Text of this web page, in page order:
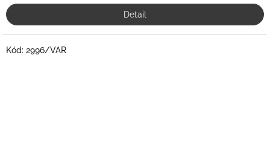
Detail
Kód: 2996/VAR